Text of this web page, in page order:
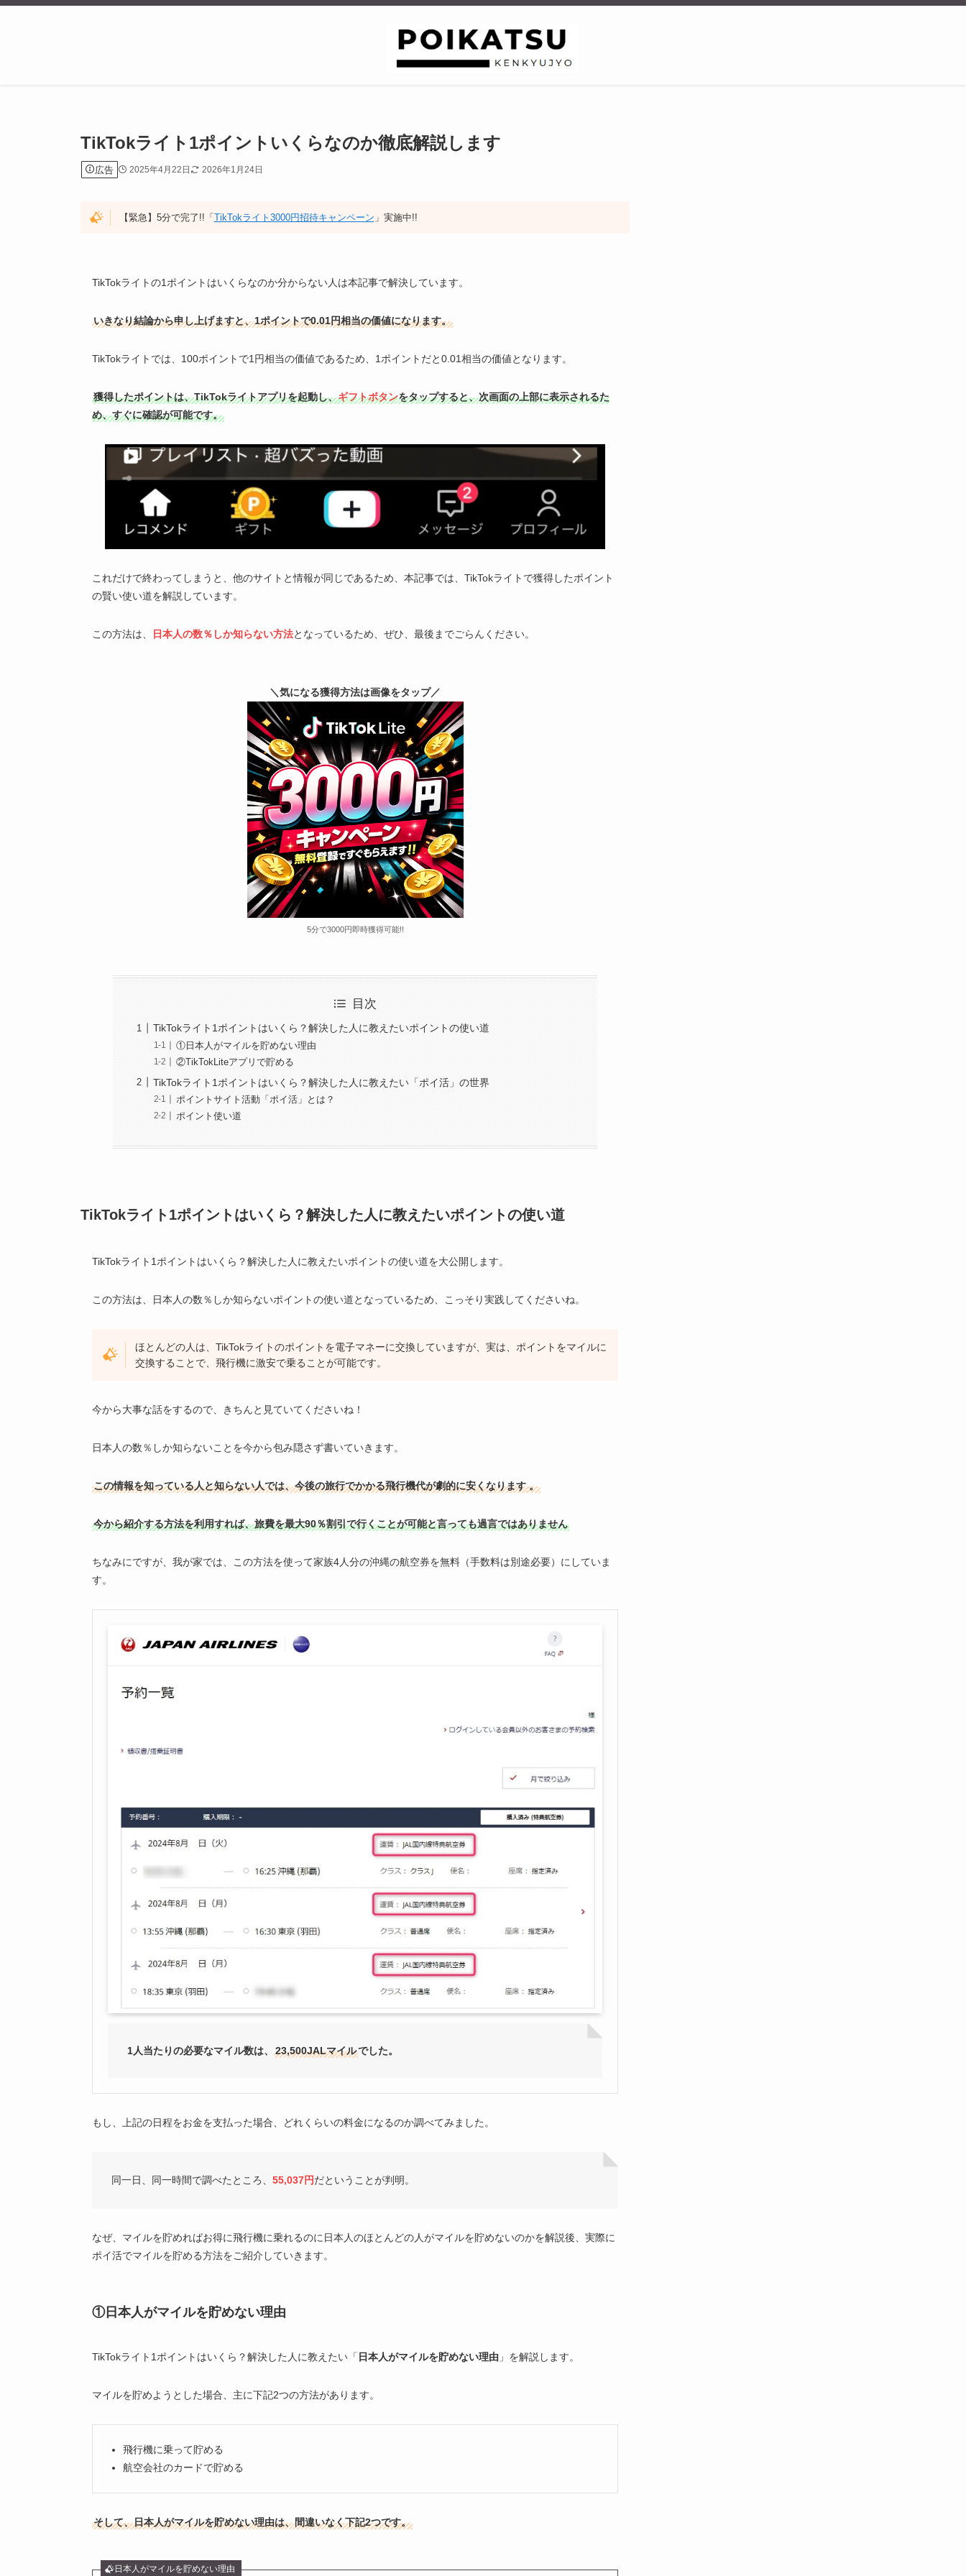
TikTokライト1ポイントいくらなのか徹底解説します
広告 2025年4月22日 2026年1月24日
【緊急】5分で完了!!「 TikTokライト3000円招待キャンペーン 」実施中!!
TikTokライトの1ポイントはいくらなのか分からない人は本記事で解決しています。
いきなり結論から申し上げますと、1ポイントで0.01円相当の価値になります。
TikTokライトでは、100ポイントで1円相当の価値であるため、1ポイントだと0.01相当の価値となります。
獲得したポイントは、TikTokライトアプリを起動し、ギフトボタンをタップすると、次画面の上部に表示されるた
め、すぐに確認が可能です。
これだけで終わってしまうと、他のサイトと情報が同じであるため、本記事では、TikTokライトで獲得したポイント
の賢い使い道を解説しています。
この方法は、 日本人の数％しか知らない方法となっているため、ぜひ、最後までごらんください。
＼気になる獲得方法は画像をタップ／
5分で3000円即時獲得可能!!
目次
TikTokライト1ポイントはいくら？解決した人に教えたいポイントの使い道
①日本人がマイルを貯めない理由
②TikTokLiteアプリで貯める
TikTokライト1ポイントはいくら？解決した人に教えたい「ポイ活」の世界
ポイントサイト活動「ポイ活」とは？
ポイント使い道
TikTokライト1ポイントはいくら？解決した人に教えたいポイントの使い道
TikTokライト1ポイントはいくら？解決した人に教えたいポイントの使い道を大公開します。
この方法は、日本人の数％しか知らないポイントの使い道となっているため、こっそり実践してくださいね。
ほとんどの人は、TikTokライトのポイントを電子マネーに交換していますが、実は、ポイントをマイルに
交換することで、飛行機に激安で乗ることが可能です。
今から大事な話をするので、きちんと見ていてくださいね！
日本人の数％しか知らないことを今から包み隠さず書いていきます。
この情報を知っている人と知らない人では、今後の旅行でかかる飛行機代が劇的に安くなります 。
今から紹介する方法を利用すれば、旅費を最大90％割引で行くことが可能と言っても過言ではありません
ちなみにですが、我が家では、この方法を使って家族4人分の沖縄の航空券を無料（手数料は別途必要）にしていま
す。
1人当たりの必要なマイル数は、 23,500JALマイルでした。
もし、上記の日程をお金を支払った場合、どれくらいの料金になるのか調べてみました。
同一日、同一時間で調べたところ、 55,037円だということが判明。
なぜ、マイルを貯めればお得に飛行機に乗れるのに日本人のほとんどの人がマイルを貯めないのかを解説後、実際に
ポイ活でマイルを貯める方法をご紹介していきます。
①日本人がマイルを貯めない理由
TikTokライト1ポイントはいくら？解決した人に教えたい「日本人がマイルを貯めない理由 」を解説します。
マイルを貯めようとした場合、主に下記2つの方法があります。
飛行機に乗って貯める
航空会社のカードで貯める
そして、日本人がマイルを貯めない理由は、間違いなく下記2つです。
日本人がマイルを貯めない理由